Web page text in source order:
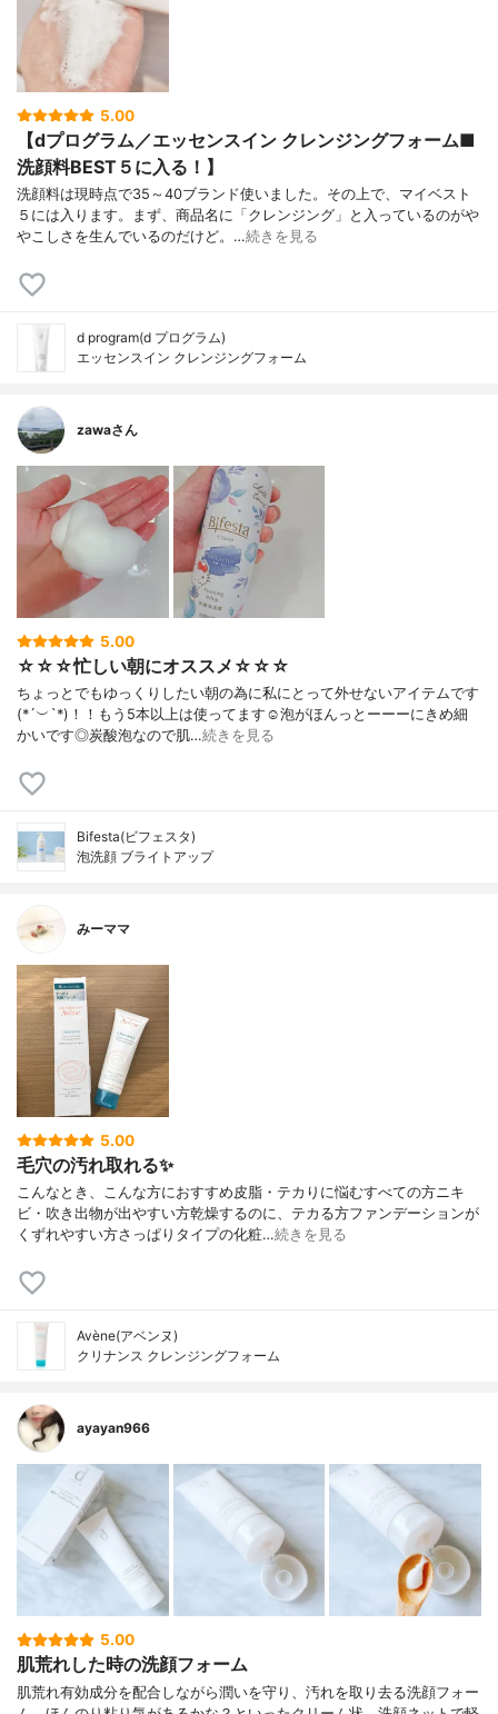
5.00
【dプログラム／エッセンスイン クレンジングフォーム■
洗顔料BEST５に入る！】
洗顔料は現時点で35～40ブランド使いました。その上で、マイベスト
５には入ります。まず、商品名に「クレンジング」と入っているのがや
やこしさを生んでいるのだけど。…続きを見る
d program(d プログラム)
エッセンスイン クレンジングフォーム
zawaさん
5.00
☆☆☆忙しい朝にオススメ☆☆☆
ちょっとでもゆっくりしたい朝の為に私にとって外せないアイテムです
(*´︶`*)！！もう5本以上は使ってます☺️泡がほんっとーーーにきめ細
かいです◎炭酸泡なので肌…続きを見る
Bifesta(ビフェスタ)
泡洗顔 ブライトアップ
みーママ
5.00
毛穴の汚れ取れる✨
こんなとき、こんな方におすすめ皮脂・テカりに悩むすべての方ニキ
ビ・吹き出物が出やすい方乾燥するのに、テカる方ファンデーションが
くずれやすい方さっぱりタイプの化粧…続きを見る
Avène(アベンヌ)
クリナンス クレンジングフォーム
ayayan966
5.00
肌荒れした時の洗顔フォーム
肌荒れ有効成分を配合しながら潤いを守り、汚れを取り去る洗顔フォー